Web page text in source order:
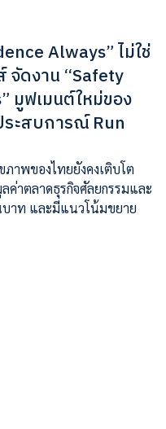
Always” ไม่ใช่
จัดงาน “Safety
มูฟเมนต์ใหม่ของ
ะสบการณ์ Run
าพของไทยยังคงเติบโต
ค่าตลาดธุรกิจศัลยกรรมและ
บาท และมีแนวโน้มขยาย